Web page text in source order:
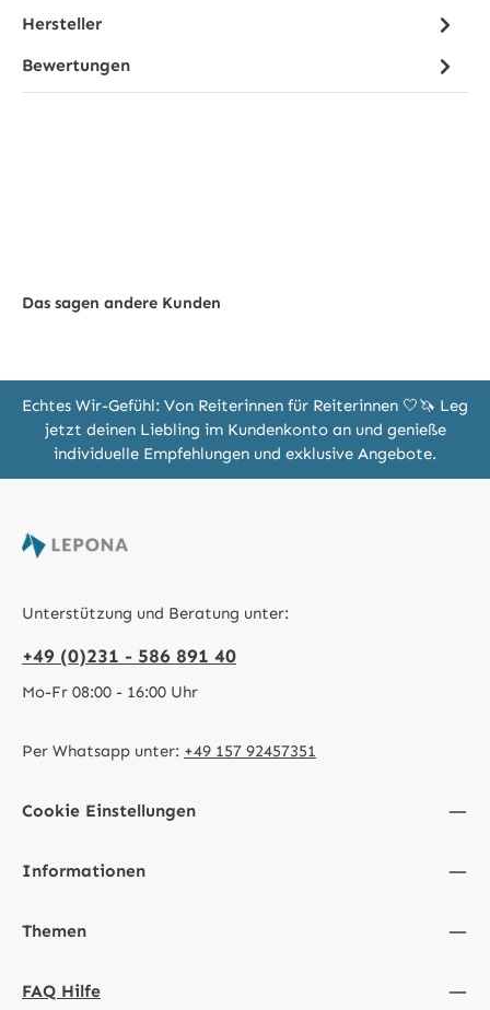
Hersteller
Bewertungen
Das sagen andere Kunden
Echtes Wir-Gefühl: Von Reiterinnen für Reiterinnen 🤍🦄 Leg
jetzt deinen Liebling im Kundenkonto an und genieße
individuelle Empfehlungen und exklusive Angebote.
Unterstützung und Beratung unter:
+49 (0)231 - 586 891 40
Mo-Fr 08:00 - 16:00 Uhr
Per Whatsapp unter: +49 157 92457351
Cookie Einstellungen
Informationen
Themen
FAQ Hilfe